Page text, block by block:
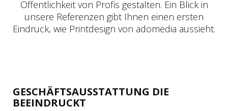
Öffentlichkeit von Profis gestalten. Ein Blick in
unsere Referenzen gibt Ihnen einen ersten
Eindruck, wie Printdesign von adomedia aussieht.
GESCHÄFTSAUSSTATTUNG DIE
BEEINDRUCKT